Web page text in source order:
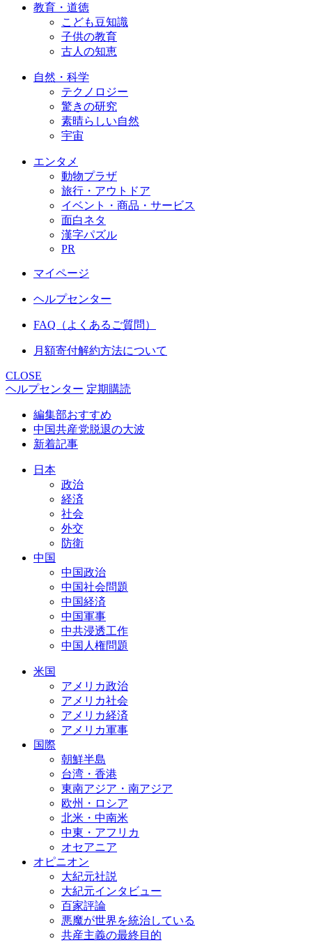
教育・道徳
こども豆知識
子供の教育
古人の知恵
自然・科学
テクノロジー
驚きの研究
素晴らしい自然
宇宙
エンタメ
動物プラザ
旅行・アウトドア
イベント・商品・サービス
面白ネタ
漢字パズル
PR
マイページ
ヘルプセンター
FAQ（よくあるご質問）
月額寄付解約方法について
CLOSE
ヘルプセンター 定期購読
編集部おすすめ
中国共産党脱退の大波
新着記事
日本
政治
経済
社会
外交
防衛
中国
中国政治
中国社会問題
中国経済
中国軍事
中共浸透工作
中国人権問題
米国
アメリカ政治
アメリカ社会
アメリカ経済
アメリカ軍事
国際
朝鮮半島
台湾・香港
東南アジア・南アジア
欧州・ロシア
北米・中南米
中東・アフリカ
オセアニア
オピニオン
大紀元社説
大紀元インタビュー
百家評論
悪魔が世界を統治している
共産主義の最終目的